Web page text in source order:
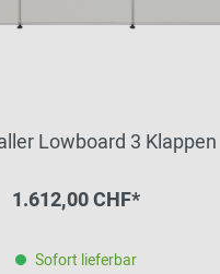
Lowboard 3 Klappen
1.612,00 CHF*
Sofort lieferbar